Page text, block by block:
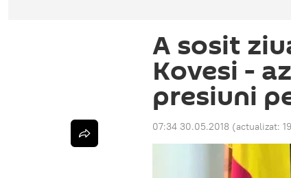
A sosit
Kovesi -
presiuni
07:34 30.05.2018 (actualizat: